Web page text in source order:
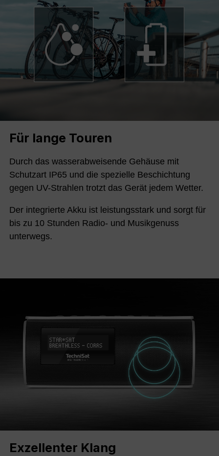
Für lange Touren
Durch das wasserabweisende Gehäuse mit
Schutzart IP65 und die spezielle Beschichtung
gegen UV-Strahlen trotzt das Gerät jedem Wetter.
Der integrierte Akku ist leistungsstark und sorgt für
bis zu 10 Stunden Radio- und Musikgenuss
unterwegs.
Exzellenter Klang